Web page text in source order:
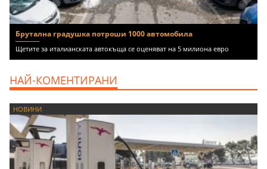
Брутална градушка потроши 1000 автомобила
Щетите за италианската автокъща се оценяват на 5 милиона евро
НАЙ-КОМЕНТИРАНИ
НОВИНИ